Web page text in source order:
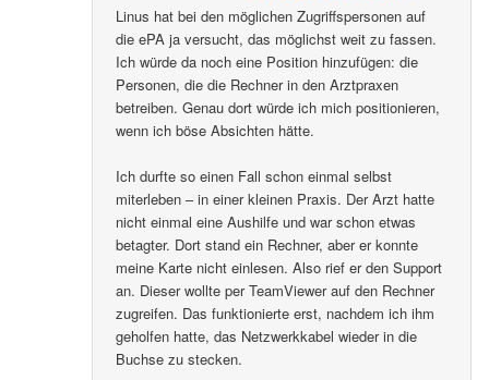
Linus hat bei den möglichen Zugriffspersonen auf
die ePA ja versucht, das möglichst weit zu fassen.
Ich würde da noch eine Position hinzufügen: die
Personen, die die Rechner in den Arztpraxen
betreiben. Genau dort würde ich mich positionieren,
wenn ich böse Absichten hätte.
Ich durfte so einen Fall schon einmal selbst
miterleben – in einer kleinen Praxis. Der Arzt hatte
nicht einmal eine Aushilfe und war schon etwas
betagter. Dort stand ein Rechner, aber er konnte
meine Karte nicht einlesen. Also rief er den Support
an. Dieser wollte per TeamViewer auf den Rechner
zugreifen. Das funktionierte erst, nachdem ich ihm
geholfen hatte, das Netzwerkkabel wieder in die
Buchse zu stecken.